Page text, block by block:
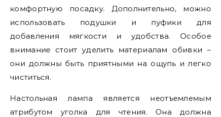
комфортную посадку. Дополнительно, можно
использовать подушки и пуфики для
добавления мягкости и удобства. Особое
внимание стоит уделить материалам обивки –
они должны быть приятными на ощупь и легко
чиститься.
Настольная лампа является неотъемлемым
атрибутом уголка для чтения. Она должна